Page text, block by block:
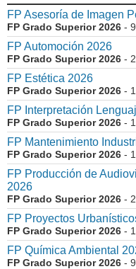
FP Asesoría de Imagen
FP Grado Superior 2026 -
FP Automoción 2026
FP Grado Superior 2026 -
FP Estética 2026
FP Grado Superior 2026 -
FP Interpretación
FP Grado Superior 2026 -
FP Mantenimiento
FP Grado Superior 2026 -
FP Producción de
2026
FP Grado Superior 2026 -
FP Proyectos
FP Grado Superior 2026 -
FP Química Ambiental
FP Grado Superior 2026 -